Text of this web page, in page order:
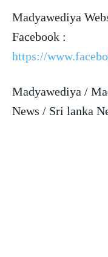
Madyawediya
Facebook :
https://
Madyawediya /
News / Sri lanka